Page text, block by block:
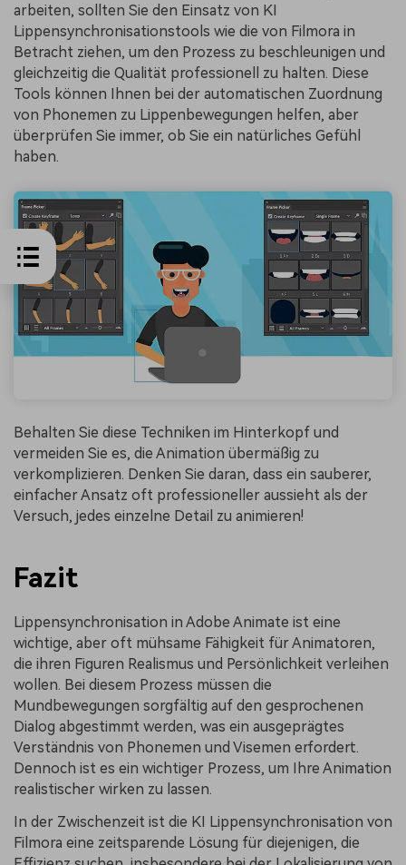
arbeiten, sollten Sie den Einsatz von KI
Lippensynchronisationstools wie die von Filmora in
Betracht ziehen, um den Prozess zu beschleunigen und
gleichzeitig die Qualität professionell zu halten. Diese
Tools können Ihnen bei der automatischen Zuordnung
von Phonemen zu Lippenbewegungen helfen, aber
überprüfen Sie immer, ob Sie ein natürliches Gefühl
haben.
Behalten Sie diese Techniken im Hinterkopf und
vermeiden Sie es, die Animation übermäßig zu
verkomplizieren. Denken Sie daran, dass ein sauberer,
einfacher Ansatz oft professioneller aussieht als der
Versuch, jedes einzelne Detail zu animieren!
Fazit
Lippensynchronisation in Adobe Animate ist eine
wichtige, aber oft mühsame Fähigkeit für Animatoren,
die ihren Figuren Realismus und Persönlichkeit verleihen
wollen. Bei diesem Prozess müssen die
Mundbewegungen sorgfältig auf den gesprochenen
Dialog abgestimmt werden, was ein ausgeprägtes
Verständnis von Phonemen und Visemen erfordert.
Dennoch ist es ein wichtiger Prozess, um Ihre Animation
realistischer wirken zu lassen.
In der Zwischenzeit ist die KI Lippensynchronisation von
Filmora eine zeitsparende Lösung für diejenigen, die